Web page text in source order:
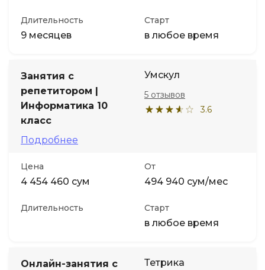
Длительность
9 месяцев
Старт
в любое время
Занятия с
репетитором |
Информатика 10
класс
Подробнее
Умскул
3.6
5 отзывов
Цена
4 454 460 сум
От
494 940 сум/мес
Длительность Старт
в любое время
Онлайн-занятия с
Тетрика